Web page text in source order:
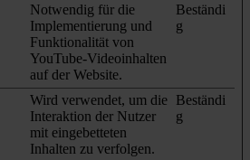
Notwendig für die
Implementierung und
Funktionalität von
YouTube-Videoinhalten
auf der Website.
Beständi
g
Wird verwendet, um die
Interaktion der Nutzer
mit eingebetteten
Inhalten zu verfolgen.
Beständi
g